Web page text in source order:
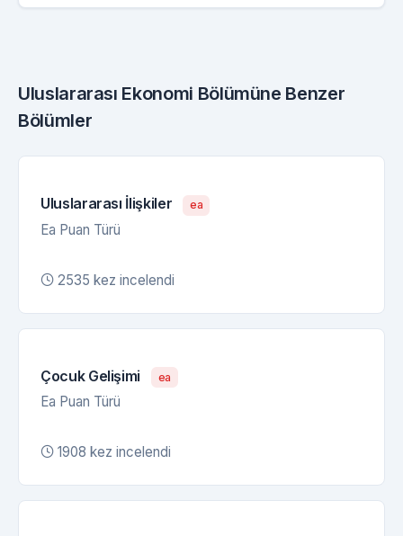
Uluslararası Ekonomi Bölümüne Benzer
Bölümler
Uluslararası İlişkiler ea
Ea Puan Türü
2535 kez incelendi
Çocuk Gelişimi ea
Ea Puan Türü
1908 kez incelendi